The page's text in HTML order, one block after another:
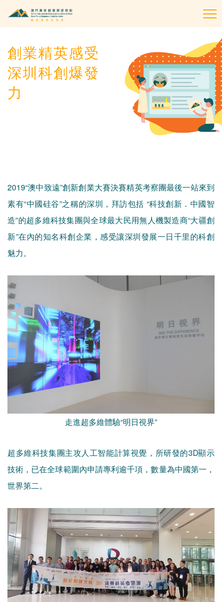
創業精英感受
深圳科創爆發
力
2019“澳中致遠”創新創業大賽決賽精英考察團最後一站來到
素有“中國硅谷”之稱的深圳，拜訪包括 “科技創新．中國智
造”的超多維科技集團與全球最大民用無人機製造商“大疆創
新”在內的知名科創企業，感受讓深圳發展一日千里的科創
魅力。
走進超多維體驗“明日視界”
超多維科技集團主攻人工智能計算視覺，所研發的3D顯示
技術，已在全球範圍內申請專利逾千項，數量為中國第一，
世界第二。